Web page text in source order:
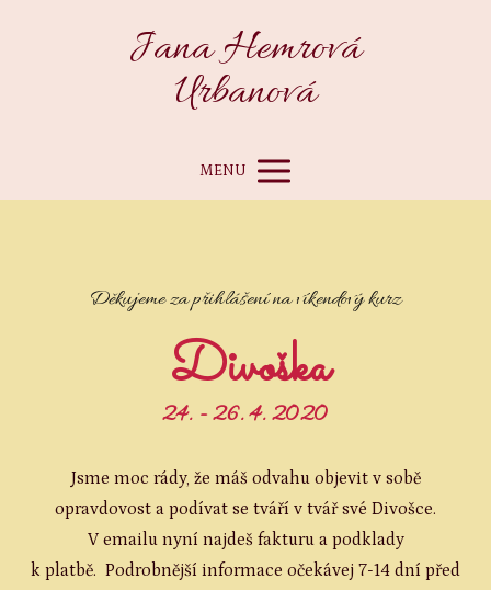
Jana Hemrová
Urbanová
MENU
Děkujeme za přihlášení na víkendový kurz
Divoška
24. - 26. 4. 2020
Jsme moc rády, že máš odvahu objevit v sobě
opravdovost a podívat se tváří v tvář své Divošce.
V emailu nyní najdeš fakturu a podklady
k platbě. Podrobnější informace očekávej 7-14 dní před